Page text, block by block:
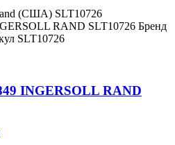
(США) SLT10726
RAND SLT10726 Бренд
SLT10726
INGERSOLL RAND